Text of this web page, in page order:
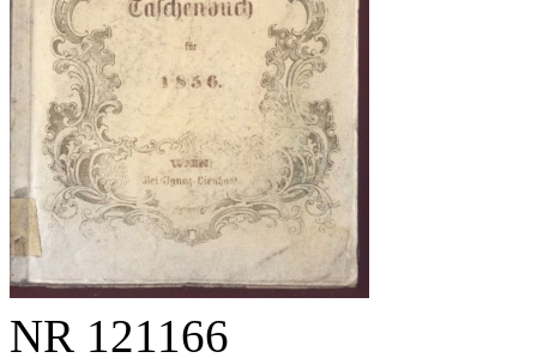
NR 121166